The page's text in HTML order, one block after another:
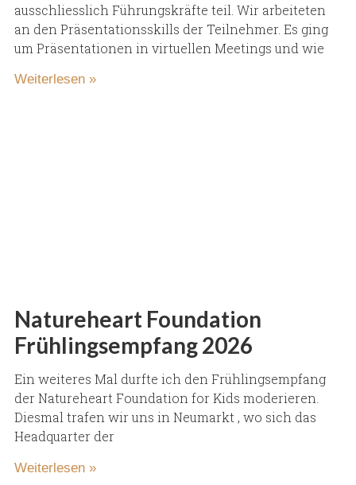
ausschliesslich Führungskräfte teil. Wir arbeiteten
an den Präsentationsskills der Teilnehmer. Es ging
um Präsentationen in virtuellen Meetings und wie
Weiterlesen »
Natureheart Foundation
Frühlingsempfang 2026
Ein weiteres Mal durfte ich den Frühlingsempfang
der Natureheart Foundation for Kids moderieren.
Diesmal trafen wir uns in Neumarkt , wo sich das
Headquarter der
Weiterlesen »